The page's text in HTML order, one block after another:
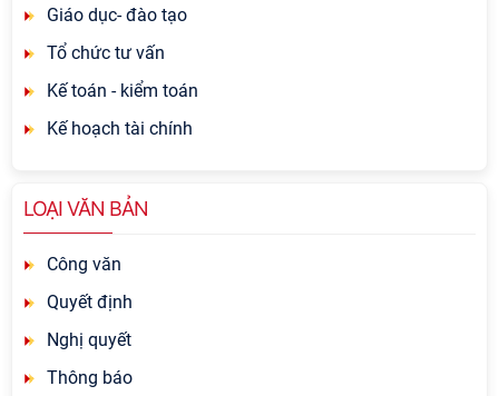
Giáo dục- đào tạo
Tổ chức tư vấn
Kế toán - kiểm toán
Kế hoạch tài chính
LOẠI VĂN BẢN
Công văn
Quyết định
Nghị quyết
Thông báo